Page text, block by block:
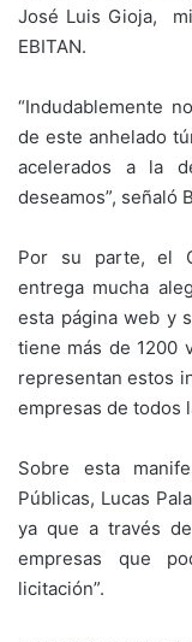
José Luis Gioja,
EBITAN.
“Indudablemente
de este anhelado
acelerados a la
deseamos”, señaló
Por su parte, el
entrega mucha
esta página web y
tiene más de 1200
representan estos
empresas de todos
Sobre esta
Públicas, Lucas
ya que a través
empresas que
licitación”.